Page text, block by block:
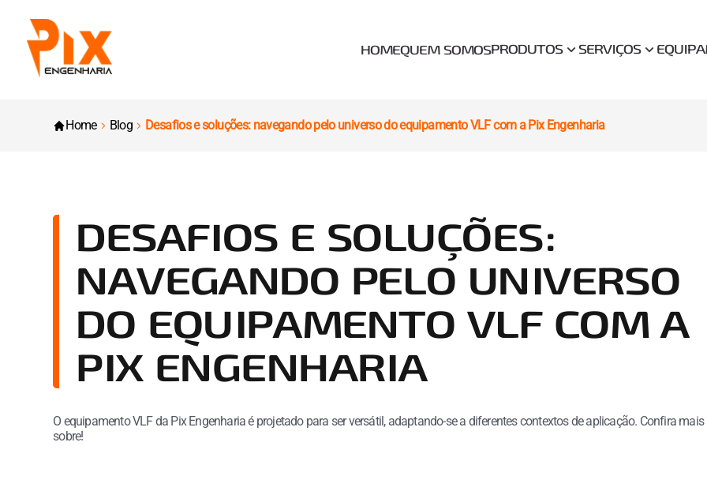
HOMEQUEM SOMOSPRODUTOS SERVIÇOS
Home Blog Desafios e soluções: navegando pelo universo do equipamento VLF com a Pix Engenharia
DESAFIOS E SOLUÇÕES:
NAVEGANDO PELO UNIVERSO
DO EQUIPAMENTO VLF COM A
PIX ENGENHARIA
O equipamento VLF da Pix Engenharia é projetado para ser versátil, adaptando-se a diferentes contextos de aplicação. Confira mais
sobre!